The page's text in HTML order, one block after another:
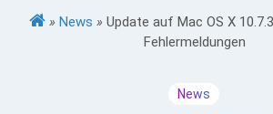
» News » Update auf Mac OS X
Fehlermeldungen
News